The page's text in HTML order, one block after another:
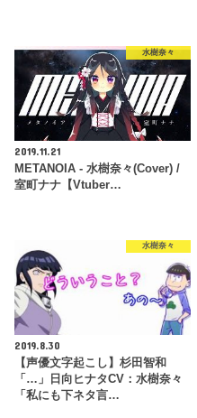
水樹奈々
2019.11.21
METANOIA - 水樹奈々(Cover) /
室町ナナ【Vtuber…
水樹奈々
2019.8.30
【声優文字起こし】杉田智和
「…」日向ヒナタCV：水樹奈々
「私にも下ネタ言…